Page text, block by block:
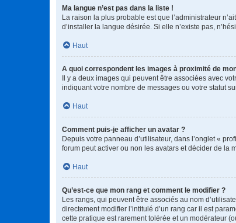
Ma langue n’est pas dans la liste !
La raison la plus probable est que l’administrateur
d’installer la langue désirée. Si elle n’existe pas,
Haut
A quoi correspondent les images à proximité de
Il y a deux images qui peuvent être associées avec
indiquant votre nombre de messages ou votre statut
Haut
Comment puis-je afficher un avatar ?
Depuis votre panneau d’utilisateur, dans l’onglet «
forum peut activer ou non les avatars et décider de la
Haut
Qu’est-ce que mon rang et comment le modifier ?
Les rangs, qui peuvent être associés au nom
directement modifier l’intitulé d’un rang car il est
cette pratique est rarement tolérée et un modérateur